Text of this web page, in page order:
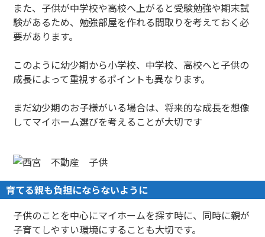
また、子供が中学校や高校へ上がると受験勉強や期末試
験があるため、勉強部屋を作れる間取りを考えておく必
要があります。
このように幼少期から小学校、中学校、高校へと子供の
成長によって重視するポイントも異なります。
まだ幼少期のお子様がいる場合は、将来的な成長を想像
してマイホーム選びを考えることが大切です
育てる親も負担にならないように
子供のことを中心にマイホームを探す時に、同時に親が
子育てしやすい環境にすることも大切です。